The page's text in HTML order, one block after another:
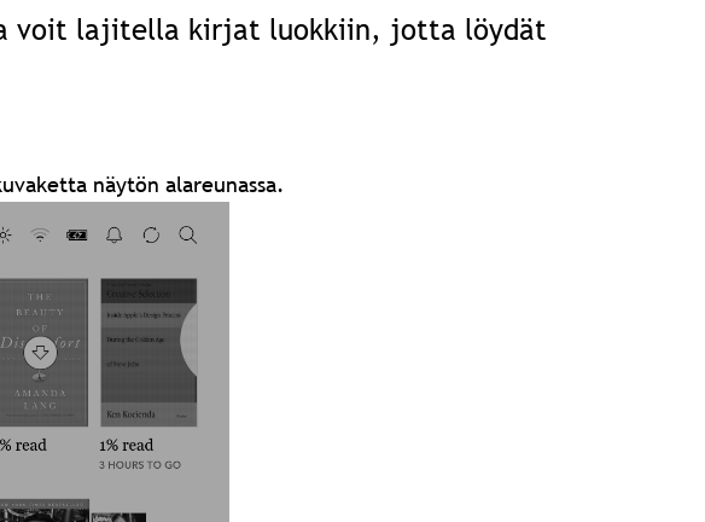
voit lajitella kirjat luokkiin, jotta löydät
näytön alareunassa.